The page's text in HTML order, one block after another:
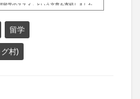
留学のススメ」という文章を寄稿しました。
学2 大学選び - 学費と大学ランキング」「ア
ーズプログラムのススメ」と重複する点もい
があれば是非読んでみてください。 研究者へ
留学
村)